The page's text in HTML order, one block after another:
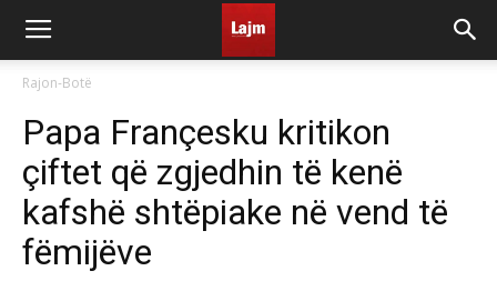
Rajon-Botë
Papa Françesku kritikon
çiftet që zgjedhin të kenë
kafshë shtëpiake në vend të
fëmijëve